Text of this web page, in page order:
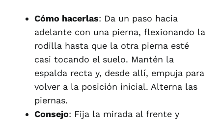
Cómo hacerlas: Da un paso hacia
adelante con una pierna, flexionando la
rodilla hasta que la otra pierna esté
casi tocando el suelo. Mantén la
espalda recta y, desde allí, empuja para
volver a la posición inicial. Alterna las
piernas.
Consejo: Fija la mirada al frente y